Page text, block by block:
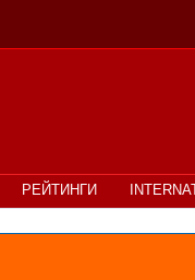
РЕЙТИНГИ